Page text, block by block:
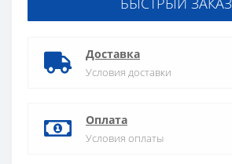
Доставка
Условия доставки
Оплата
Условия оплаты